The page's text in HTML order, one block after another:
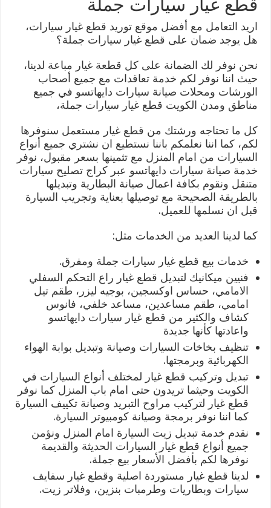
قطع غيار سيارات جملة
اريد التعامل مع أفضل موقع توريد قطع غيار سيارات،
هل يوجد ضمان على قطع غيار سيارات جملة؟
نحن نوفر لك الضمانة على كل قطعة غيار مباعة لدينا،
حيث اننا نوفر لكم خدمة تعاقدات مع جميع أصحاب
الورشات ومحلات صيانة سيارات دايهاتسو في جميع
مناطق ومدن الكويت قطع غيار سيارات جملة،
كل ما تحتاجه ورشتك من قطع غيار مستعمل سنوفرها
لكم، كما اننا نعلمكم باننا نستطيع ان نشتري جميع أنواع
السيارات من امام المنزل مع تثمينها بسعر مقبول، نوفر
خدمة صيانة سيارات دايهاتسو عبر كراج تصليح سيارات
متنقل ونقوم بكافة اعمال صيانة البطارية وتبديلها
بالطريقة الصحيحة مع توصيلها بعناية وتجريب السيارة
قبل ان نسلمها للعميل.
كما لدينا العديد من الخدمات مثل:
خدمات بيع قطع غيار سيارات جملة ومفرق.
فنيين ميكانيك لتبديل قطع غيار راع التحكم السفلي
الامامي، حساس اوكسجين، بوجيه ليزر، طقم تيل
امامي، طقم مساعدين، مساعد خلفي، فانوس
كشاف والكثير من قطع غيار سيارات دايهاتسو
واعادتها كأنها جديدة
تنظيف بخاخات السيارات وصيانة وتبديل بوابة الهواء
الكهربائية وبرمجتها.
تبديل وتركيب قطع غيار لمختلف أنواع السيارات في
الكويت وحيثما تريدون حتى امام باب المنزل كما نوفر
قطع غيار لتركيب مراوح التبريد وصيانة تكييف السيارة
كما اننا نوفر برمجة وصيانة كومبيوتر السيارة.
نقدم خدمة تبديل زيت السيارة امام المنزل ونؤمن
جميع أنواع قطع غيار السيارات الحديثة والقديمة
نوفرها لكم بأفضل الأسعار بيع جملة.
لدينا قطع غيار مستوردة اصلية وقطع غيار سفايف
سيارات وبطاريات وطرمبات بنزين، وفلاتر زيت.